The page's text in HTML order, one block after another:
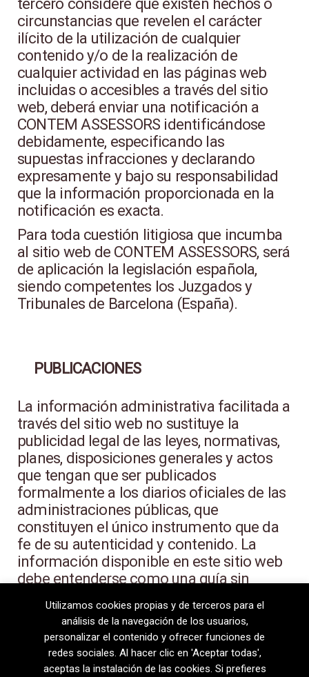
tercero considere que existen hechos o
circunstancias que revelen el carácter
ilícito de la utilización de cualquier
contenido y/o de la realización de
cualquier actividad en las páginas web
incluidas o accesibles a través del sitio
web, deberá enviar una notificación a
CONTEM ASSESSORS identificándose
debidamente, especificando las
supuestas infracciones y declarando
expresamente y bajo su responsabilidad
que la información proporcionada en la
notificación es exacta.
Para toda cuestión litigiosa que incumba
al sitio web de CONTEM ASSESSORS, será
de aplicación la legislación española,
siendo competentes los Juzgados y
Tribunales de Barcelona (España).
PUBLICACIONES
La información administrativa facilitada a
través del sitio web no sustituye la
publicidad legal de las leyes, normativas,
planes, disposiciones generales y actos
que tengan que ser publicados
formalmente a los diarios oficiales de las
administraciones públicas, que
constituyen el único instrumento que da
fe de su autenticidad y contenido. La
información disponible en este sitio web
debe entenderse como una guía sin
Utilizamos cookies propias y de terceros para el
análisis de la navegación de los usuarios,
personalizar el contenido y ofrecer funciones de
redes sociales. Al hacer clic en 'Aceptar todas',
aceptas la instalación de las cookies. Si prefieres